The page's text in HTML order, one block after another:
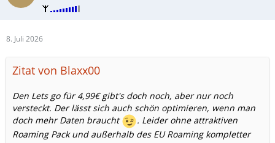
8. Juli 2026
Zitat von Blaxx00
Den Lets go für 4,99€ gibt's doch noch, aber nur noch
versteckt. Der lässt sich auch schön optimieren, wenn man
doch mehr Daten braucht
. Leider ohne attraktiven
Roaming Pack und außerhalb des EU Roaming kompletter